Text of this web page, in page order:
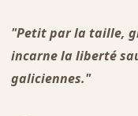
"Petit par la taille,
incarne la liberté
galiciennes."